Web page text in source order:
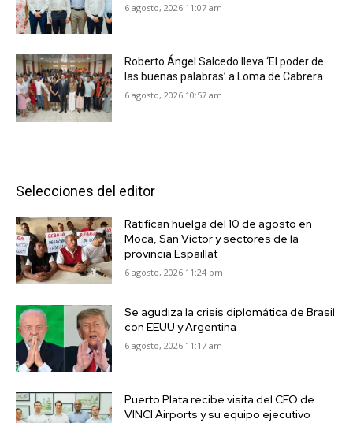
6 agosto, 2026 11:07 am
Roberto Ángel Salcedo lleva ‘El poder de
las buenas palabras’ a Loma de Cabrera
6 agosto, 2026 10:57 am
Selecciones del editor
Ratifican huelga del 10 de agosto en
Moca, San Víctor y sectores de la
provincia Espaillat
6 agosto, 2026 11:24 pm
Se agudiza la crisis diplomática de Brasil
con EEUU y Argentina
6 agosto, 2026 11:17 am
Puerto Plata recibe visita del CEO de
VINCI Airports y su equipo ejecutivo